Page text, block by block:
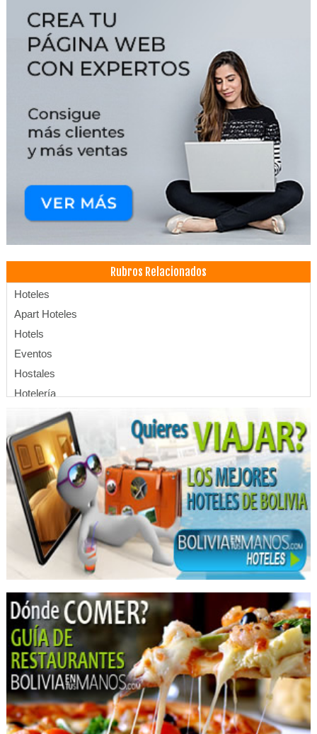
Rubros Relacionados
Hoteles
Apart Hoteles
Hotels
Eventos
Hostales
Hotelería
Transportes
Hoteles Resort
Convenciones
Centro de Convenciones
Piscinas
Balnearios
SPA
Biocentro
Mariposario
Parques
Parque Ecológico
Centro Turístico
Cirujanos plásticos
Cirugía Plástica
Cirugía Estética